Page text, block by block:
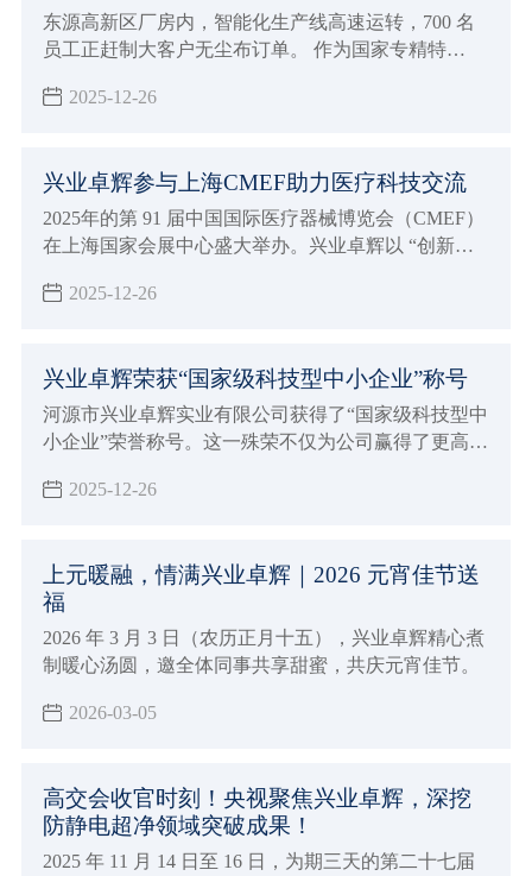
东源高新区厂房内，智能化生产线高速运转，700 名
员工正赶制大客户无尘布订单。 作为国家专精特
收官，2025 年开年订单量同比激增 30%，正以 “一天
2025-12-26
兴业卓辉参与上海CMEF助力医疗科技交流
2025年的第 91 届中国国际医疗器械博览会（CMEF）
在上海国家会展中心盛大举办。兴业卓辉以 “创新科
术耗材系列、医疗防护系列、消毒液系列等4大系列产
2025-12-26
兴业卓辉荣获“国家级科技型中小企业”称号
河源市兴业卓辉实业有限公司获得了“国家级科技型中
小企业”荣誉称号。这一殊荣不仅为公司赢得了更高的
支持、技术合作等方面开辟了更为广阔的发展空间。
2025-12-26
上元暖融，情满兴业卓辉｜2026 元宵佳节送
福
2026 年 3 月 3 日（农历正月十五），兴业卓辉精心煮
制暖心汤圆，邀全体同事共享甜蜜，共庆元宵佳节。
2026-03-05
高交会收官时刻！央视聚焦兴业卓辉，深挖
防静电超净领域突破成果！
2025 年 11 月 14 日至 16 日，为期三天的第二十七届